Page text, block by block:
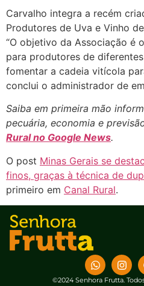
Carvalho integra a recém
Produtores de Uva e Vinho
“O objetivo da Associação é
para produtores de
fomentar a cadeia vitícola
conclui o administrador de
Saiba em primeira mão
pecuária, economia e
Rural no Google News.
O post Minas Gerais se
finos, graças à técnica de
primeiro em Canal Rural.
©2024 Senhora Frutta.